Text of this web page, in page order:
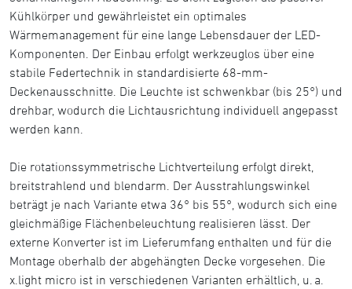
Kühlkörper und gewährleistet ein optimales
Wärmemanagement für eine lange Lebensdauer der LED-
Komponenten. Der Einbau erfolgt werkzeuglos über eine
stabile Federtechnik in standardisierte 68-mm-
Deckenausschnitte. Die Leuchte ist schwenkbar (bis 25°) und
drehbar, wodurch die Lichtausrichtung individuell angepasst
werden kann.
Die rotationssymmetrische Lichtverteilung erfolgt direkt,
breitstrahlend und blendarm. Der Ausstrahlungswinkel
beträgt je nach Variante etwa 36° bis 55°, wodurch sich eine
gleichmäßige Flächenbeleuchtung realisieren lässt. Der
externe Konverter ist im Lieferumfang enthalten und für die
Montage oberhalb der abgehängten Decke vorgesehen. Die
x.light micro ist in verschiedenen Varianten erhältlich, u. a.